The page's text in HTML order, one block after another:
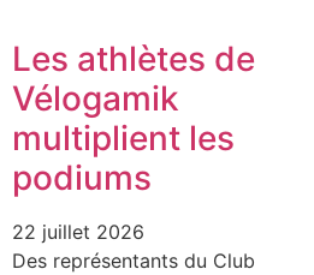
Les athlètes de
Vélogamik
multiplient les
podiums
22 juillet 2026
Des représentants du Club